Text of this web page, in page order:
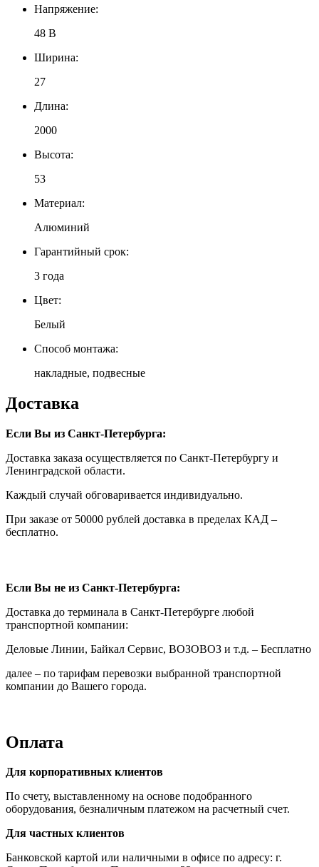
Напряжение:
48 В
Ширина:
27
Длина:
2000
Высота:
53
Материал:
Алюминий
Гарантийный срок:
3 года
Цвет:
Белый
Способ монтажа:
накладные, подвесные
Доставка
Если Вы из Санкт-Петербурга:
Доставка заказа осуществляется по Санкт-Петербургу и
Ленинградской области.
Каждый случай обговаривается индивидуально.
При заказе от 50000 рублей доставка в пределах КАД –
бесплатно.
Если Вы не из Санкт-Петербурга:
Доставка до терминала в Санкт-Петербурге любой
транспортной компании:
Деловые Линии, Байкал Сервис, ВОЗОВОЗ и т.д. – Бесплатно
далее – по тарифам перевозки выбранной транспортной
компании до Вашего города.
Оплата
Для корпоративных клиентов
По счету, выставленному на основе подобранного
оборудования, безналичным платежом на расчетный счет.
Для частных клиентов
Банковской картой или наличными в офисе по адресу: г.